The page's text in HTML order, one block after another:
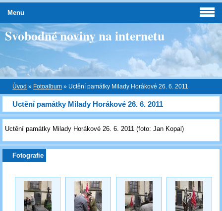
Svobodné noviny na internetu
Úvod » Fotoalbum » Uctění památky Milady Horákové 26. 6. 2011
Uctění památky Milady Horákové 26. 6. 2011
Uctění památky Milady Horákové 26. 6. 2011 (foto: Jan Kopal)
Fotografie
Menu